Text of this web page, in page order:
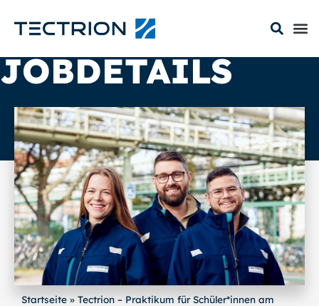
JOBDETAILS
Startseite » Tectrion – Praktikum für Schüler*innen am